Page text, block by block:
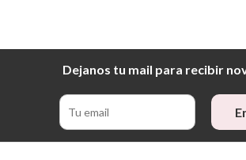
Dejanos tu mail para recibir